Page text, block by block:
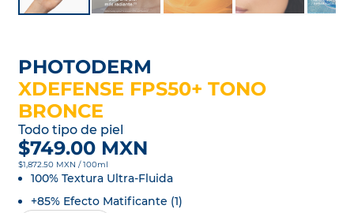
PHOTODERM
XDEFENSE FPS50+ TONO
BRONCE
Todo tipo de piel
$749.00 MXN
$1,872.50 MXN / 100ml
100% Textura Ultra-Fluida
+85% Efecto Matificante (1)